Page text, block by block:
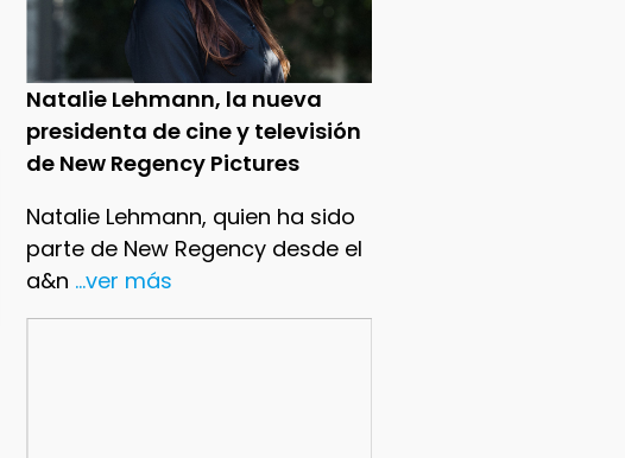
Natalie Lehmann, la nueva
presidenta de cine y televisión
de New Regency Pictures
Natalie Lehmann, quien ha sido
parte de New Regency desde el
a&n ...ver más